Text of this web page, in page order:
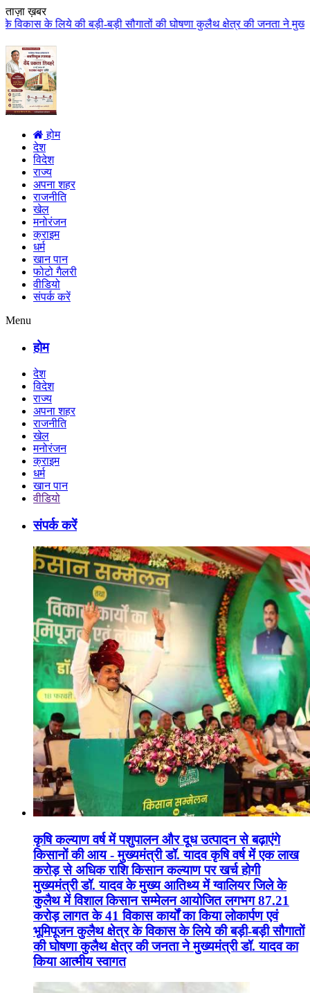
ताज़ा ख़बर
सौगातों की घोषणा कुलैथ क्षेत्र की जनता ने मुख्यमंत्री डॉ. यादव का
होम
देश
विदेश
राज्य
अपना शहर
राजनीति
खेल
मनोरंजन
क्राइम
धर्म
खान पान
फोटो गैलरी
वीडियो
संपर्क करें
Menu
होम
देश
विदेश
राज्य
अपना शहर
राजनीति
खेल
मनोरंजन
क्राइम
धर्म
खान पान
वीडियो
संपर्क करें
कृषि कल्याण वर्ष में पशुपालन और दूध उत्पादन से बढ़ाएंगे
किसानों की आय - मुख्यमंत्री डॉ. यादव कृषि वर्ष में एक लाख
करोड़ से अधिक राशि किसान कल्याण पर खर्च होगी
मुख्यमंत्री डॉ. यादव के मुख्य आतिथ्य में ग्वालियर जिले के
कुलैथ में विशाल किसान सम्मेलन आयोजित लगभग 87.21
करोड़ लागत के 41 विकास कार्यों का किया लोकार्पण एवं
भूमिपूजन कुलैथ क्षेत्र के विकास के लिये की बड़ी-बड़ी सौगातों
की घोषणा कुलैथ क्षेत्र की जनता ने मुख्यमंत्री डॉ. यादव का
किया आत्मीय स्वागत